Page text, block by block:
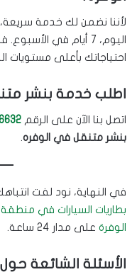
اليوم، 7 أيام في
احتياجاتك بأعلى مستويات
اطلب خدمة بنشر
اتصل بنا الآن على الرقم
بنشر متنقل في الوفره.
في النهاية، نود لفت
بطاريات السيارات في منطقة
الوفرة على مدار 24 ساعة.
الأسئلة الشائعة